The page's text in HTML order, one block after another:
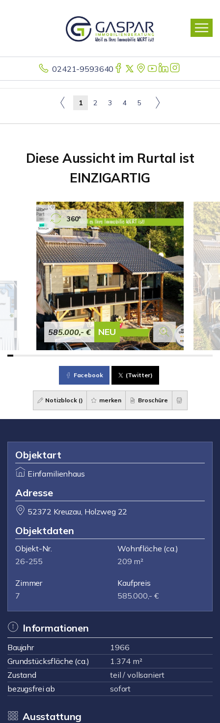
02421-9593640
1 2 3 4 5
Diese Aussicht im Rurtal ist
EINZIGARTIG
585.000,- € NEU
360°
Facebook (Twitter)
Notizblock () merken Broschüre
Objektart
Einfamilienhaus
Adresse
52372 Kreuzau, Holzweg 22
Objektdaten
Objekt-Nr.
26-255
Wohnfläche (ca.)
209 m²
Zimmer
7
Kaufpreis
585.000,- €
Informationen
Baujahr
1966
Grundstücksfläche (ca.)
1.374 m²
Zustand
teil / vollsaniert
bezugsfrei ab
sofort
Ausstattung